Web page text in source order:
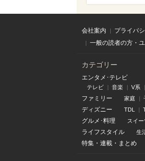
会社案内 プライバ
一般の読者の方・
カテゴリー
エンタメ･テレビ
テレビ 音楽 V系
ファミリー 家庭
ディズニー TDL
グルメ･料理 スイー
ライフスタイル 生
特集 ・ 連載 ・ まとめ